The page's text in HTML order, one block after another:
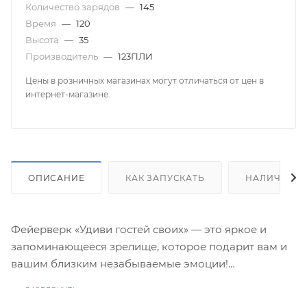
Количество зарядов — 145
Время — 120
Высота — 35
Производитель — 123ПЛИ
Цены в розничных магазинах могут отличаться от цен в
интернет-магазине.
ОПИСАНИЕ КАК ЗАПУСКАТЬ НАЛИЧИЕ
Фейерверк «Удиви гостей своих» — это яркое и
запоминающееся зрелище, которое подарит вам и
вашим близким незабываемые эмоции!